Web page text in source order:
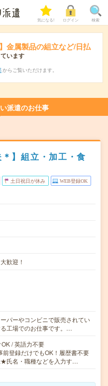
気になる! ログイン 検索
金属製品の組立など/日払
います
からご覧いただけます。
派遣のお仕事
＊】組立・加工・食
土日祝日が休み WEB登録OK
歓迎！
パーやコンビニで販売されてい
工場でのお仕事です。…
/ 英語力不要
登録だけでもOK！履歴書不要
氏名・職種などを入力す…